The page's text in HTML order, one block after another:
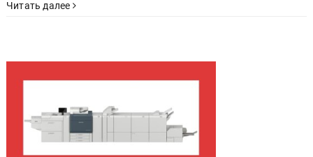
Читать далее